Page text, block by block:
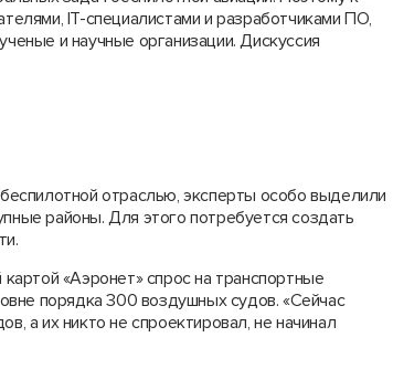
IT-специалистами и разработчиками ПО,
и научные организации. Дискуссия
отраслью, эксперты особо выделили
районы. Для этого потребуется создать
«Аэронет» спрос на транспортные
порядка 300 воздушных судов. «Сейчас
а их никто не спроектировал, не начинал